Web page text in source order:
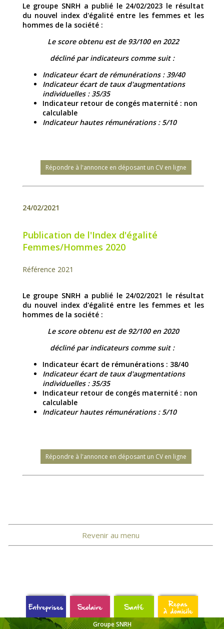
Le groupe SNRH a publié le 24/02/2023 le résultat
du nouvel index d'égalité entre les femmes et les
hommes de la société :
Le score obtenu est de 93/100 en 2022
décliné par indicateurs comme suit :
Indicateur écart de rémunérations : 39/40
Indicateur écart de taux d'augmentations
individuelles : 35/35
Indicateur retour de congés maternité : non
calculable
Indicateur hautes rémunérations : 5/10
Répondre à l'annonce en déposant un CV en ligne
24/02/2021
Publication de l'Index d'égalité
Femmes/Hommes 2020
Référence 2021
Le groupe SNRH a publié le 24/02/2021 le résultat
du nouvel index d'égalité entre les femmes et les
hommes de la société :
Le score obtenu est de 92/100 en 2020
décliné par indicateurs comme suit :
Indicateur écart de rémunérations : 38/40
Indicateur écart de taux d'augmentations
individuelles : 35/35
Indicateur retour de congés maternité : non
calculable
Indicateur hautes rémunérations : 5/10
Répondre à l'annonce en déposant un CV en ligne
Revenir au menu
Groupe SNRH